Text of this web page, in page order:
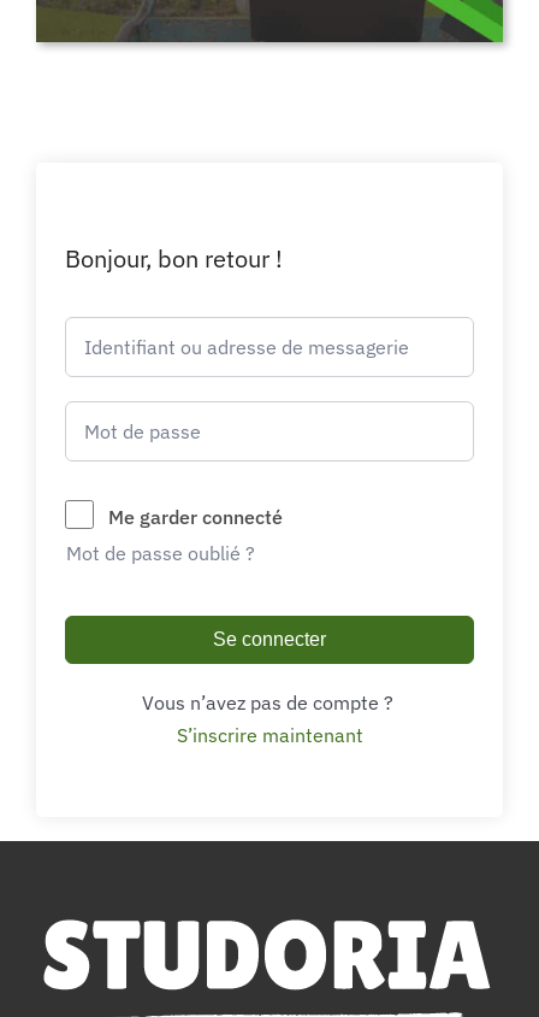
Bonjour, bon retour !
Me garder connecté
Mot de passe oublié ?
Se connecter
Vous n’avez pas de compte ?
S’inscrire maintenant